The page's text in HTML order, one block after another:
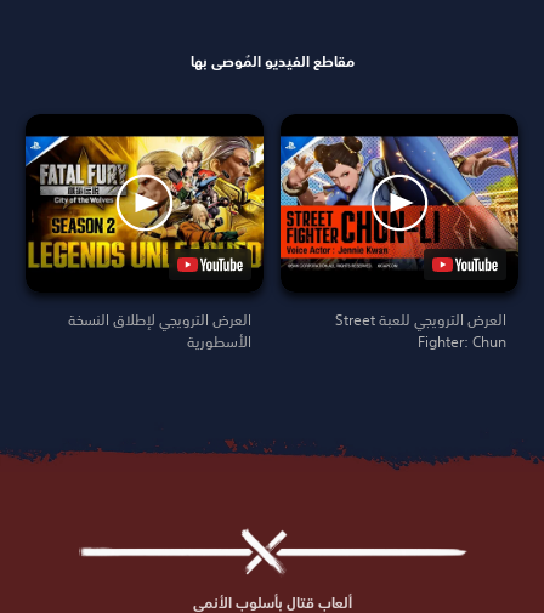
مقاطع الفيديو المُوصى بها
العرض الترويجي لإطلاق النسخة
الأسطورية
العرض الترويجي للعبة Street
Fighter: Chun
ألعاب قتال بأسلوب الأنمي